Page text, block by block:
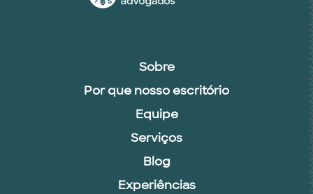
Sobre
Por que nosso escritório
Equipe
Serviços
Blog
Experiências